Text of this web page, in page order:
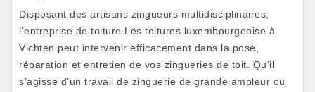
Disposant des artisans zingueurs multidisciplinaires,
l’entreprise de toiture Les toitures luxembourgeoise à
Vichten peut intervenir efficacement dans la pose,
réparation et entretien de vos zingueries de toit. Qu’il
s’agisse d’un travail de zinguerie de grande ampleur ou